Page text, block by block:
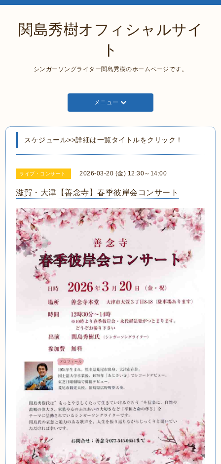
関島秀樹オフィシャルサイ
ト
シンガーソングライター関島秀樹のホームページです。
メニュー
スケジュール>>詳細は一覧タイトルをクリック！
ライブ・コンサート 2026-03-20 (金) 12:30～14:00
滋賀・大津【善念寺】春季彼岸会コンサート